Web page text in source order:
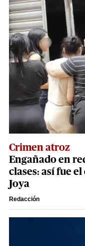
Crimen atroz
Engañado en
clases: así fue
Joya
Redacción